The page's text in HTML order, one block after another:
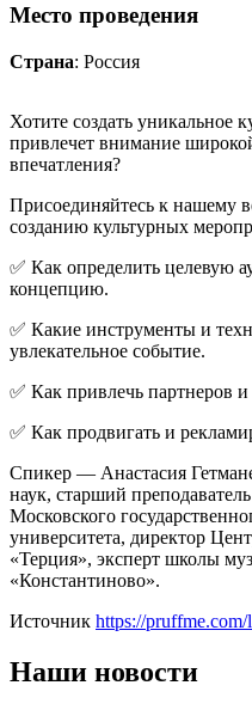
Место проведения
Страна: Россия
Хотите создать уникальное
привлечет внимание
впечатления?
Присоединяйтесь к нашему
созданию культурных
✅ Как определить целевую
концепцию.
✅ Какие инструменты и
увлекательное событие.
✅ Как привлечь партнеров
✅ Как продвигать и
Спикер — Анастасия
наук, старший
Московского
университета, директор
«Терция», эксперт школы
«Константиново».
Источник https://
Наши новости